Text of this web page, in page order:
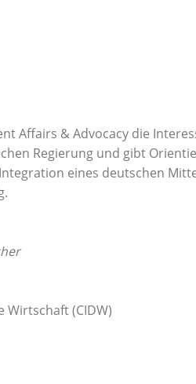
Affairs & Advocacy die
Regierung und gibt
eines deutschen
(CIDW)